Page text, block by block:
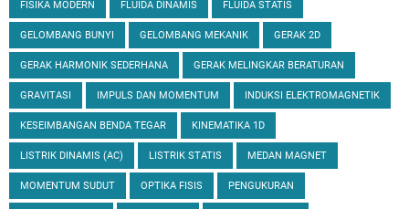
FISIKA MODERN FLUIDA DINAMIS FLUIDA STATIS
GELOMBANG BUNYI GELOMBANG MEKANIK GERAK 2D
GERAK HARMONIK SEDERHANA GERAK MELINGKAR BERATURAN
GRAVITASI IMPULS DAN MOMENTUM INDUKSI ELEKTROMAGNETIK
KESEIMBANGAN BENDA TEGAR KINEMATIKA 1D
LISTRIK DINAMIS (AC) LISTRIK STATIS MEDAN MAGNET
MOMENTUM SUDUT OPTIKA FISIS PENGUKURAN